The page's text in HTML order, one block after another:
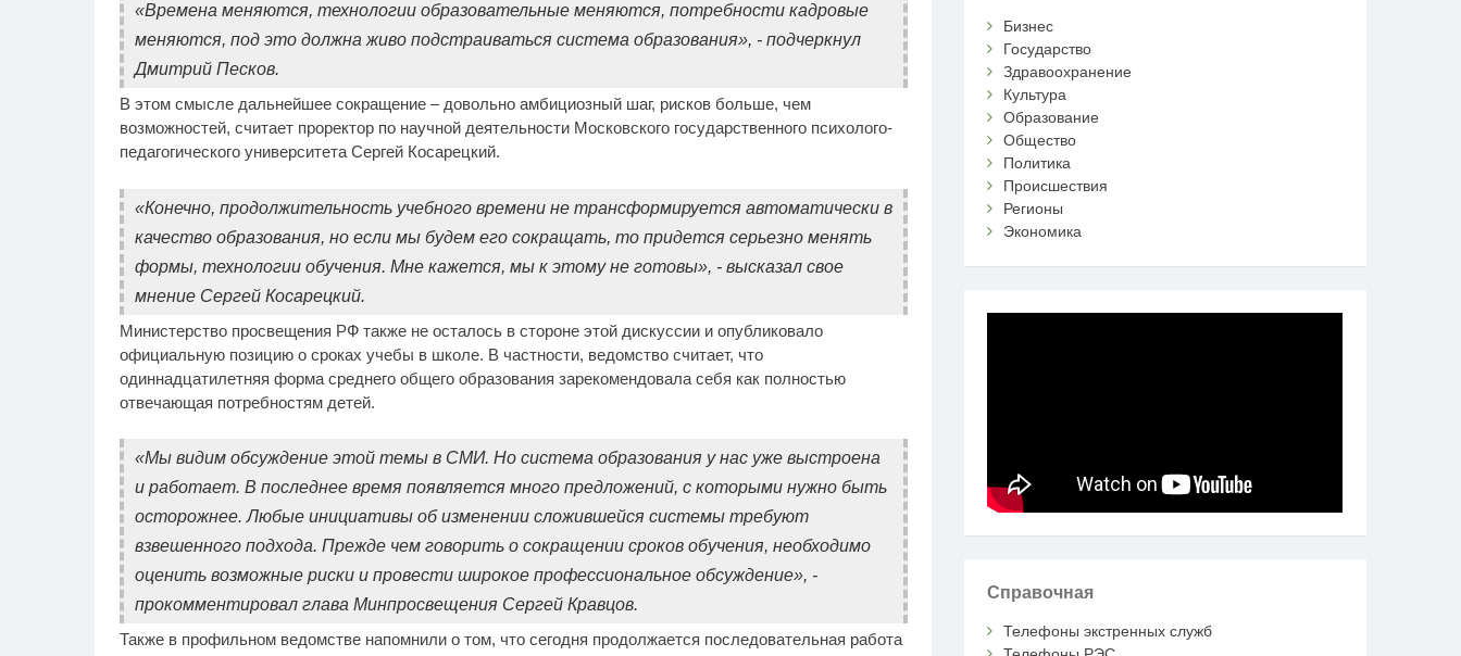
«Времена меняются, технологии образовательные меняются, потребности кадровые
меняются, под это должна живо подстраиваться система образования», - подчеркнул
Дмитрий Песков.
В этом смысле дальнейшее сокращение – довольно амбициозный шаг, рисков больше, чем
возможностей, считает проректор по научной деятельности Московского государственного психолого-
педагогического университета Сергей Косарецкий.
«Конечно, продолжительность учебного времени не трансформируется автоматически в
качество образования, но если мы будем его сокращать, то придется серьезно менять
формы, технологии обучения. Мне кажется, мы к этому не готовы», - высказал свое
мнение Сергей Косарецкий.
Министерство просвещения РФ также не осталось в стороне этой дискуссии и опубликовало
официальную позицию о сроках учебы в школе. В частности, ведомство считает, что
одиннадцатилетняя форма среднего общего образования зарекомендовала себя как полностью
отвечающая потребностям детей.
«Мы видим обсуждение этой темы в СМИ. Но система образования у нас уже выстроена
и работает. В последнее время появляется много предложений, с которыми нужно быть
осторожнее. Любые инициативы об изменении сложившейся системы требуют
взвешенного подхода. Прежде чем говорить о сокращении сроков обучения, необходимо
оценить возможные риски и провести широкое профессиональное обсуждение», -
прокомментировал глава Минпросвещения Сергей Кравцов.
Также в профильном ведомстве напомнили о том, что сегодня продолжается последовательная работа
Бизнес
Государство
Здравоохранение
Культура
Образование
Общество
Политика
Происшествия
Регионы
Экономика
Справочная
Телефоны экстренных служб